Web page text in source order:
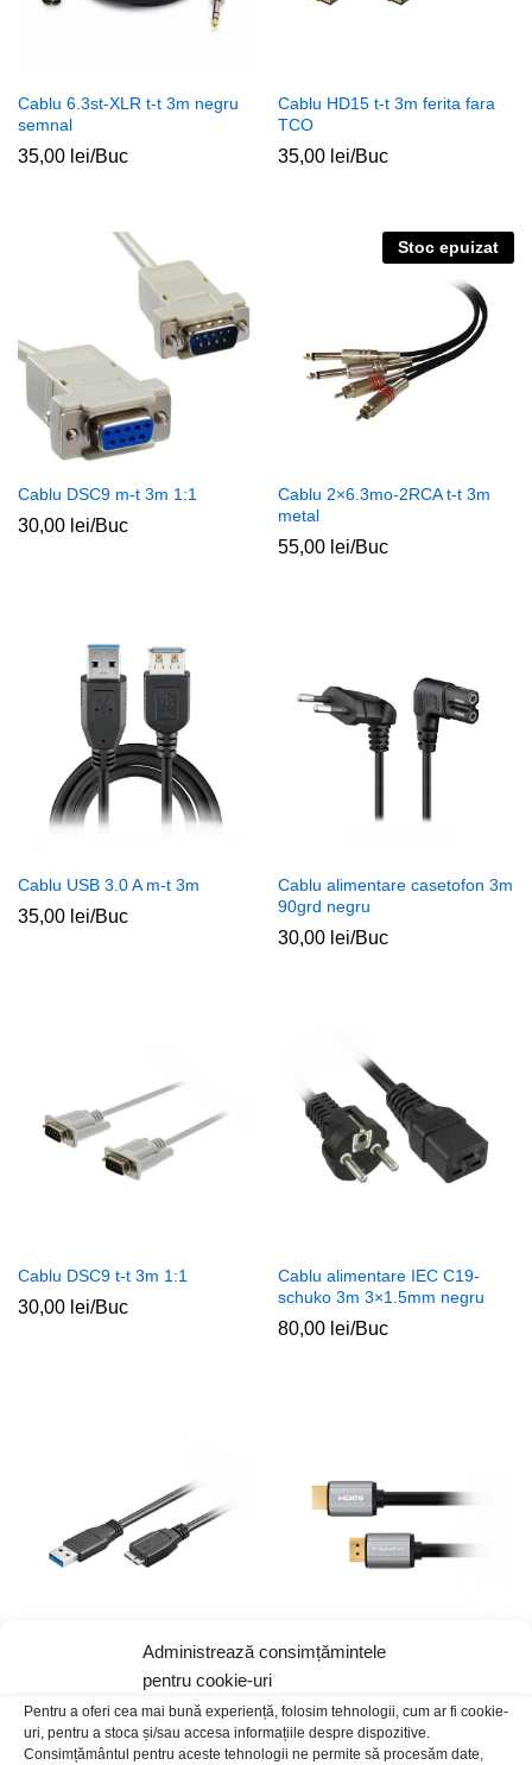
Administrează consimțămintele
pentru cookie-uri
Pentru a oferi cea mai bună experiență, folosim tehnologii, cum ar fi cookie-
uri, pentru a stoca și/sau accesa informațiile despre dispozitive.
Consimțământul pentru aceste tehnologii ne permite să procesăm date,
Cablu 6.3st-XLR t-t 3m negru
semnal
35,00 lei/Buc
Cablu HD15 t-t 3m ferita fara
TCO
35,00 lei/Buc
Cablu DSC9 m-t 3m 1:1
30,00 lei/Buc
Stoc epuizat
Cablu 2×6.3mo-2RCA t-t 3m
metal
55,00 lei/Buc
Cablu USB 3.0 A m-t 3m
35,00 lei/Buc
Cablu alimentare casetofon 3m
90grd negru
30,00 lei/Buc
Cablu DSC9 t-t 3m 1:1
30,00 lei/Buc
Cablu alimentare IEC C19-
schuko 3m 3×1.5mm negru
80,00 lei/Buc
50,00 lei/Buc
Cablu HDMI t-t 3m 1.4 K&M
45,00 lei/Buc